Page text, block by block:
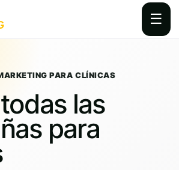
☰
PARA CLÍNICAS
las
para